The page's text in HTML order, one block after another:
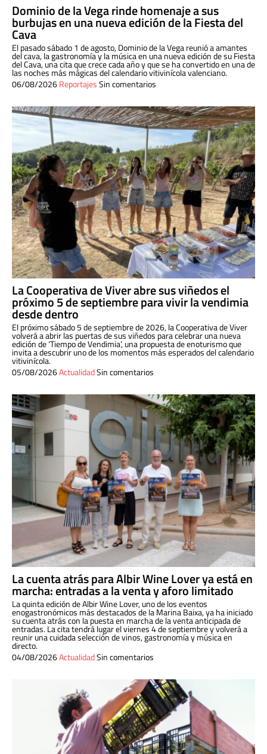
Dominio de la Vega rinde homenaje a sus
burbujas en una nueva edición de la Fiesta del
Cava
El pasado sábado 1 de agosto, Dominio de la Vega reunió a amantes
del cava, la gastronomía y la música en una nueva edición de su Fiesta
del Cava, una cita que crece cada año y que se ha convertido en una de
las noches más mágicas del calendario vitivinícola valenciano.
06/08/2026ReportajesSin comentarios
La Cooperativa de Viver abre sus viñedos el
próximo 5 de septiembre para vivir la vendimia
desde dentro
El próximo sábado 5 de septiembre de 2026, la Cooperativa de Viver
volverá a abrir las puertas de sus viñedos para celebrar una nueva
edición de ‘Tiempo de Vendimia’, una propuesta de enoturismo que
invita a descubrir uno de los momentos más esperados del calendario
vitivinícola.
05/08/2026ActualidadSin comentarios
La cuenta atrás para Albir Wine Lover ya está en
marcha: entradas a la venta y aforo limitado
La quinta edición de Albir Wine Lover, uno de los eventos
enogastronómicos más destacados de la Marina Baixa, ya ha iniciado
su cuenta atrás con la puesta en marcha de la venta anticipada de
entradas. La cita tendrá lugar el viernes 4 de septiembre y volverá a
reunir una cuidada selección de vinos, gastronomía y música en
directo.
04/08/2026ActualidadSin comentarios